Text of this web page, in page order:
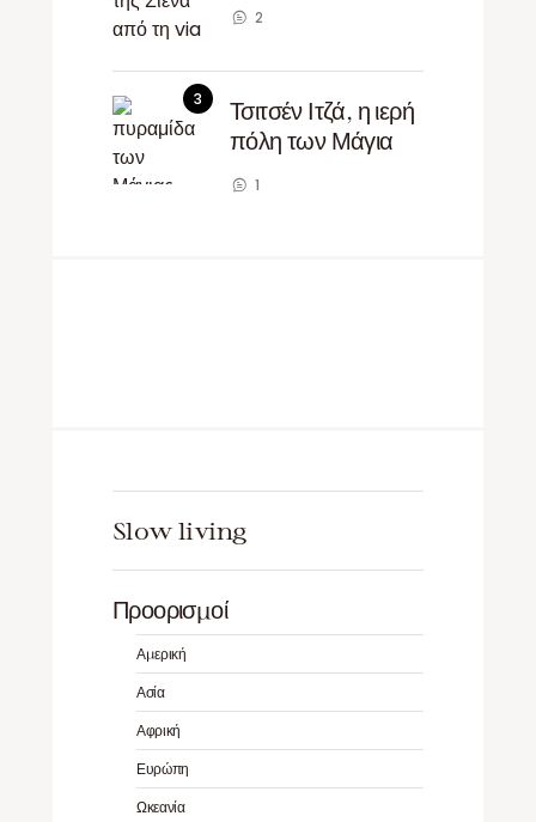
2
Τσιτσέν Ιτζά, η ιερή
πόλη των Μάγια
1
Slow living
Προορισμοί
Αμερική
Ασία
Αφρική
Ευρώπη
Ωκεανία